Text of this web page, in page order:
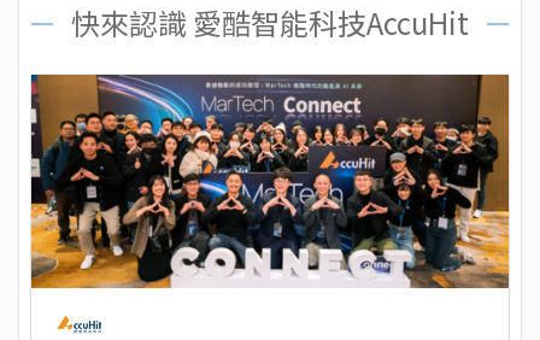
快來認識 愛酷智能科技AccuHit